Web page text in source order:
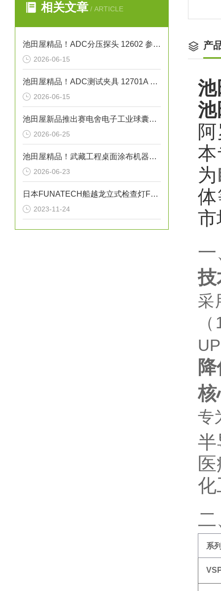
相关文章 / ARTICLE
池田屋精品！ADC分压探头 12602 参数介绍
2026-06-15
池田屋精品！ADC测试夹具 12701A 参数介绍
2026-06-15
池田屋新品推出赛电舍电子工业球囊导管焊接机 MS-B01 参数介绍
2026-06-25
池田屋精品！武藏工程桌面涂布机器人 SHOTMASTER 300SX 参数介绍
2026-06-23
日本FUNATECH船越龙立式检查灯FY-18N原装全新
2023-11-24
产
池
池
为‌
市
技
采
核
专
半
化
系